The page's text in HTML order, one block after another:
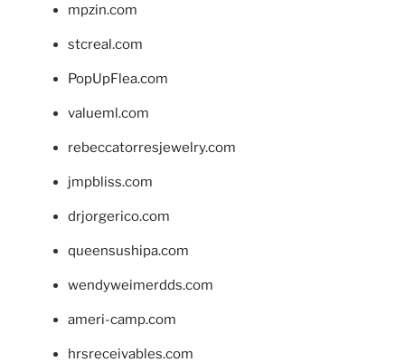
mpzin.com
stcreal.com
PopUpFlea.com
valueml.com
rebeccatorresjewelry.com
jmpbliss.com
drjorgerico.com
queensushipa.com
wendyweimerdds.com
ameri-camp.com
hrsreceivables.com